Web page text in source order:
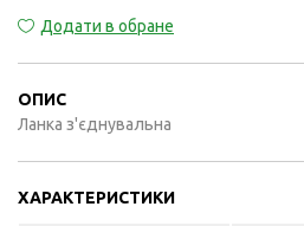
Додати в обране
ОПИС
Ланка з'єднувальна
ХАРАКТЕРИСТИКИ